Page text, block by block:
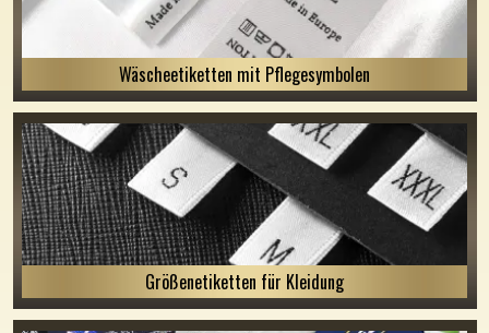
Wäscheetiketten mit Pflegesymbolen
Größenetiketten für Kleidung